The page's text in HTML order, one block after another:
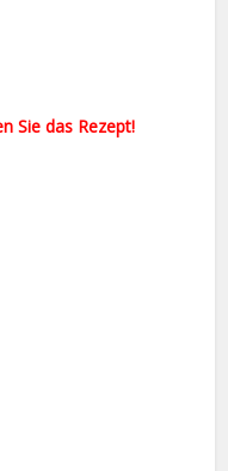
Sie das Rezept!